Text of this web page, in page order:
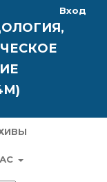
Вход